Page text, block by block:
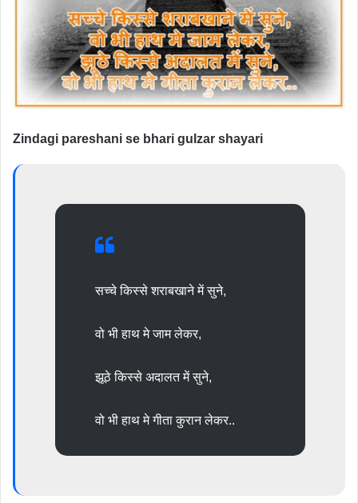
Zindagi pareshani se bhari gulzar shayari
सच्चे किस्से शराबखाने में सुने,
वो भी हाथ मे जाम लेकर,
झूठे किस्से अदालत में सुने,
वो भी हाथ मे गीता कुरान लेकर..